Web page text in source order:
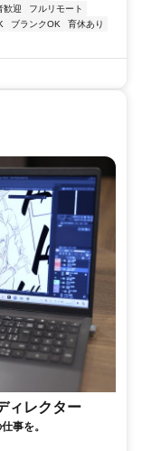
歓迎
フルリモート
ブランクOK
育休あり
ィレクター
事を。